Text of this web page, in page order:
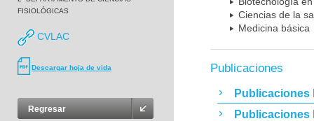
FISIOLÓGICAS
CVLAC
Descargar hoja de vida
Regresar
Ciencias de la
Medicina básica
Publicaciones
Publicaciones
Publicaciones